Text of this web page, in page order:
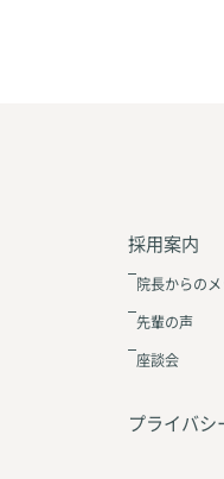
採用案内
院長からの
先輩の声
座談会
プライバシ